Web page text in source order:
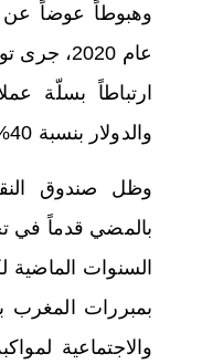
والدولار بنسبة 40%.
وظل صندوق
بالمضي قدماً في
السنوات الماضية
بمبررات المغرب
والاجتماعية